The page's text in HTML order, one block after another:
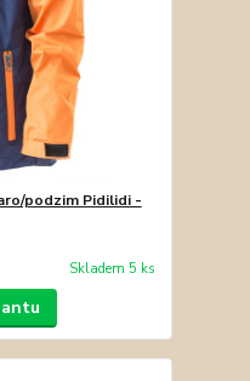
podzim Pidilidi -
Skladem 5 ks